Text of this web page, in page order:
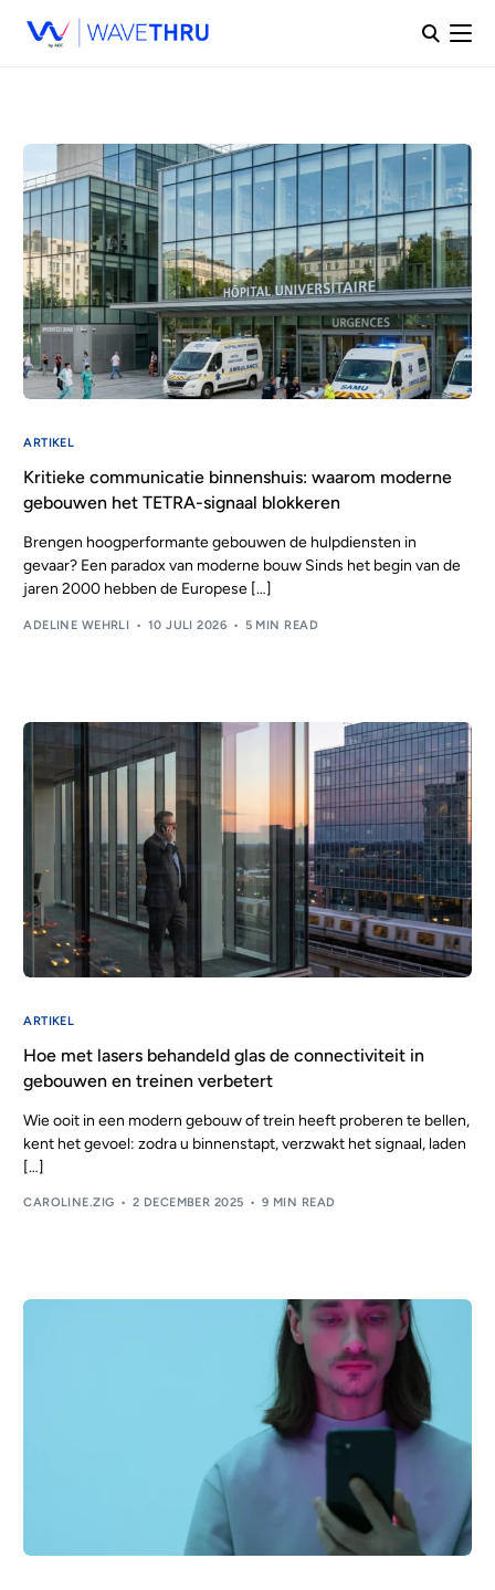
ARTIKEL
Kritieke communicatie binnenshuis: waarom moderne
gebouwen het TETRA-signaal blokkeren
Brengen hoogperformante gebouwen de hulpdiensten in
gevaar? Een paradox van moderne bouw Sinds het begin van de
jaren 2000 hebben de Europese […]
ADELINE WEHRLI 10 JULI 2026 5 MIN READ
ARTIKEL
Hoe met lasers behandeld glas de connectiviteit in
gebouwen en treinen verbetert
Wie ooit in een modern gebouw of trein heeft proberen te bellen,
kent het gevoel: zodra u binnenstapt, verzwakt het signaal, laden
[…]
CAROLINE.ZIG 2 DECEMBER 2025 9 MIN READ
NL